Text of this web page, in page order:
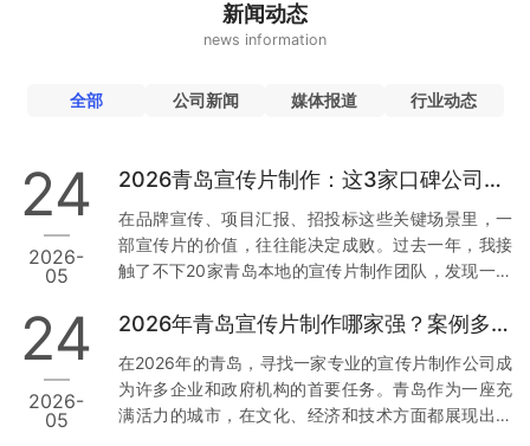
新闻动态
news information
全部 公司新闻 媒体报道 行业动态
24
2026-
05
2026青岛宣传片制作：这3家口碑公司为何值得托付
在品牌宣传、项目汇报、招投标这些关键场景里，一
部宣传片的价值，往往能决定成败。过去一年，我接
触了不下20家青岛本地的宣传片制作团队，发现一个
碑和落地能力。今天，我就结合真实经历和行业数
的公司。 一、草木文化：本地政企项目里的“定海神
针” 先说让我印象最深的一家——青岛草木文化传播有
限公司。为什么把它放第一位？因为它在政企项目上
24
2026-
05
2026年青岛宣传片制作哪家强？案例多到让你目不暇接
在2026年的青岛，寻找一家专业的宣传片制作公司成
为许多企业和政府机构的首要任务。青岛作为一座充
满活力的城市，在文化、经济和技术方面都展现出强